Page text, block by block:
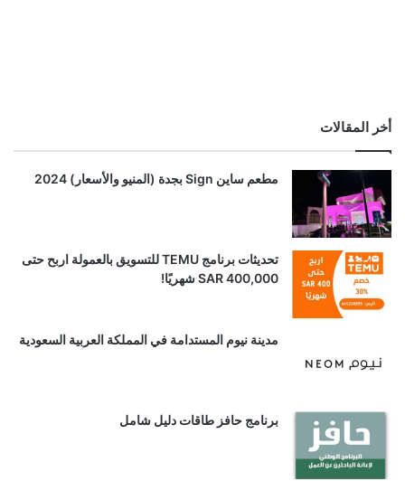
أخر المقالات
مطعم ساين Sign بجدة (المنيو والأسعار) 2024
تحديثات برنامج TEMU للتسويق بالعمولة اربح حتى
SAR 400,000 شهريًا!
مدينة نيوم المستدامة في المملكة العربية السعودية
برنامج حافز طاقات دليل شامل